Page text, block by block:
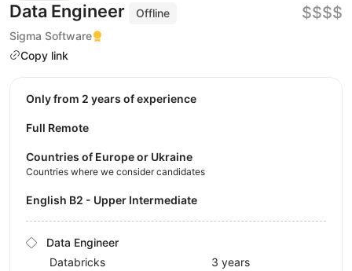
Data Engineer
Offline
Sigma Software
Copy link
$$$$
Only from 2 years of experience
Full Remote
Countries of Europe or Ukraine
Countries where we consider candidates
English B2 - Upper Intermediate
Data Engineer
Databricks
3 years